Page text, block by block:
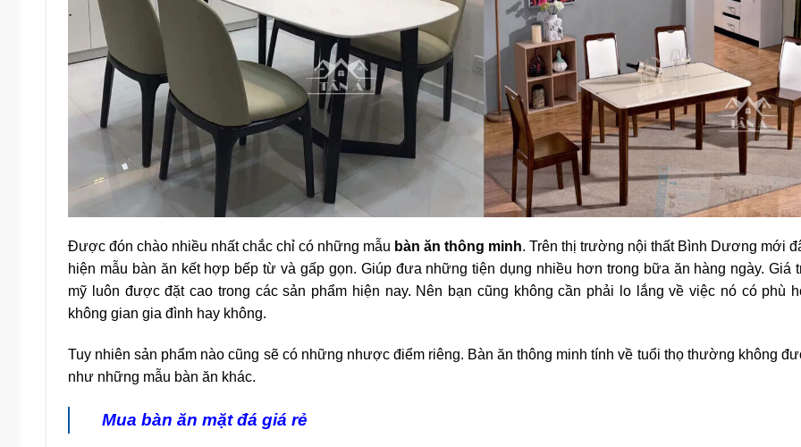
Được đón chào nhiều nhất chắc chỉ có những mẫu bàn ăn thông minh. Trên thị trường nội thất Bình Dương mới
hiện mẫu bàn ăn kết hợp bếp từ và gấp gọn. Giúp đưa những tiện dụng nhiều hơn trong bữa ăn hàng ngày. Giá
mỹ luôn được đặt cao trong các sản phẩm hiện nay. Nên bạn cũng không cần phải lo lắng về việc nó có phù
không gian gia đình hay không.
Tuy nhiên sản phẩm nào cũng sẽ có những nhược điểm riêng. Bàn ăn thông minh tính về tuổi thọ thường không
như những mẫu bàn ăn khác.
Mua bàn ăn mặt đá giá rẻ